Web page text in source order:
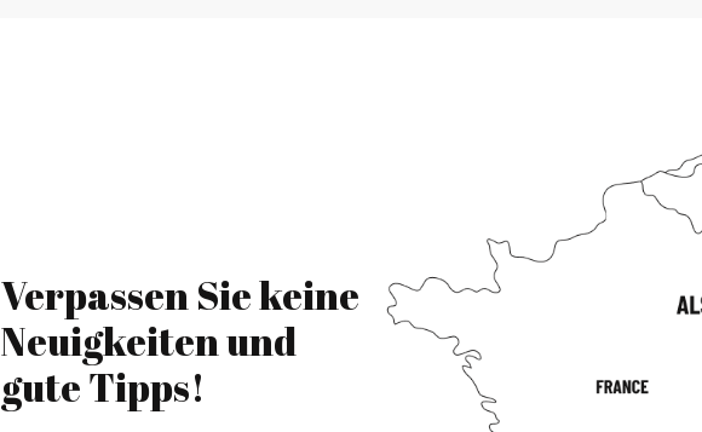
Verpassen Sie keine
Neuigkeiten und
gute Tipps!